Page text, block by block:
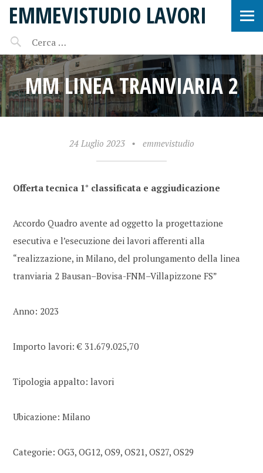
EMMEVISTUDIO LAVORI
MM LINEA TRANVIARIA 2
24 Luglio 2023 • emmevistudio
Offerta tecnica 1° classificata e aggiudicazione
Accordo Quadro avente ad oggetto la progettazione
esecutiva e l’esecuzione dei lavori afferenti alla
“realizzazione, in Milano, del prolungamento della linea
tranviaria 2 Bausan–Bovisa-FNM–Villapizzone FS”
Anno: 2023
Importo lavori: € 31.679.025,70
Tipologia appalto: lavori
Ubicazione: Milano
Categorie: OG3, OG12, OS9, OS21, OS27, OS29